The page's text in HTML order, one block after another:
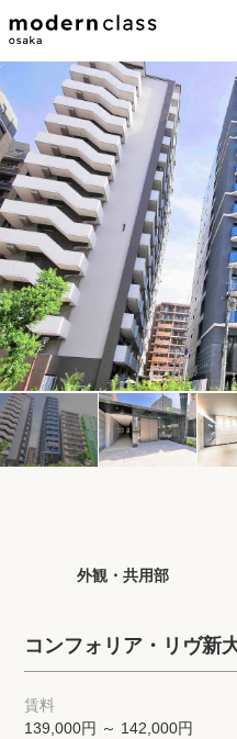
地図から探す
区から探す
人気エリアから探す
アクセスランキング
保存した検索条件
店舗・スタッフ紹介
希望条件を伝えてプロに探
外観・共用部
コンフォリア・リヴ新
賃料
139,000円 ～ 142,000円